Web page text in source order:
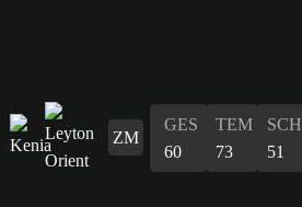
ZM
GES
60
TEM
73
SCH
51